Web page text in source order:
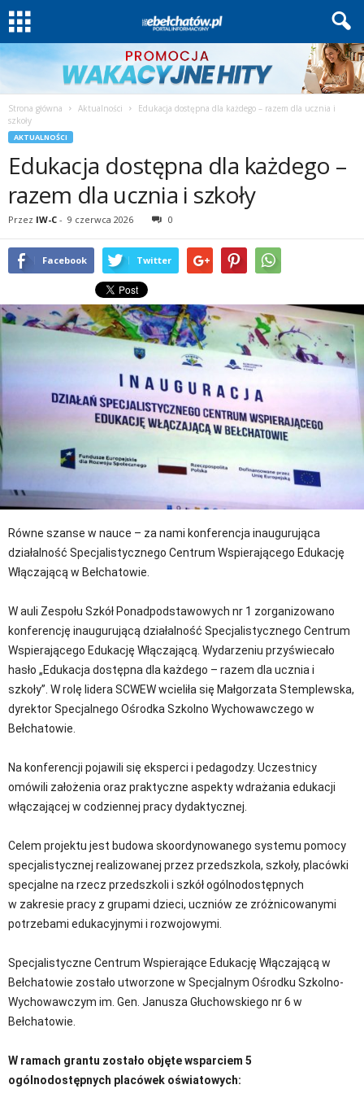
Strona główna Aktualności
Edukacja dostępna dla każdego – razem dla ucznia i
szkoły
AKTUALNOŚCI
Edukacja dostępna dla każdego –
razem dla ucznia i szkoły
Przez IW-C - 9 czerwca 2026 0
Facebook Twitter
Równe szanse w nauce – za nami konferencja inaugurująca
działalność Specjalistycznego Centrum Wspierającego Edukację
Włączającą w Bełchatowie.
W auli Zespołu Szkół Ponadpodstawowych nr 1 zorganizowano
konferencję inaugurującą działalność Specjalistycznego Centrum
Wspierającego Edukację Włączającą. Wydarzeniu przyświecało
hasło „Edukacja dostępna dla każdego – razem dla ucznia i
szkoły”. W rolę lidera SCWEW wcieliła się Małgorzata Stemplewska,
dyrektor Specjalnego Ośrodka Szkolno Wychowawczego w
Bełchatowie.
Na konferencji pojawili się eksperci i pedagodzy. Uczestnicy
omówili założenia oraz praktyczne aspekty wdrażania edukacji
włączającej w codziennej pracy dydaktycznej.
Celem projektu jest budowa skoordynowanego systemu pomocy
specjalistycznej realizowanej przez przedszkola, szkoły, placówki
specjalne na rzecz przedszkoli i szkół ogólnodostępnych
w zakresie pracy z grupami dzieci, uczniów ze zróżnicowanymi
potrzebami edukacyjnymi i rozwojowymi.
Specjalistyczne Centrum Wspierające Edukację Włączającą w
Bełchatowie zostało utworzone w Specjalnym Ośrodku Szkolno-
Wychowawczym im. Gen. Janusza Głuchowskiego nr 6 w
Bełchatowie.
W ramach grantu zostało objęte wsparciem 5
ogólnodostępnych placówek oświatowych: